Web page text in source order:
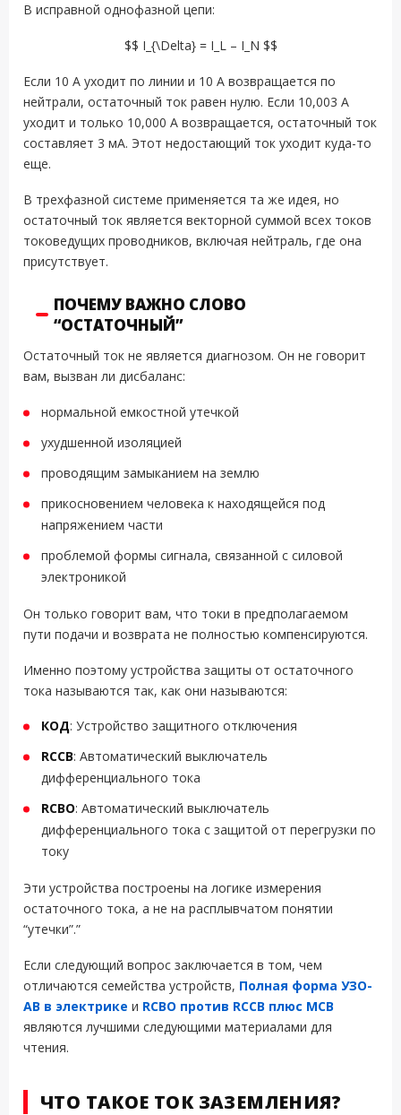
В исправной однофазной цепи:
$$ I_{\Delta} = I_L – I_N $$
Если 10 А уходит по линии и 10 А возвращается по
нейтрали, остаточный ток равен нулю. Если 10,003 А
уходит и только 10,000 А возвращается, остаточный ток
составляет 3 мА. Этот недостающий ток уходит куда-то
еще.
В трехфазной системе применяется та же идея, но
остаточный ток является векторной суммой всех токов
токоведущих проводников, включая нейтраль, где она
присутствует.
ПОЧЕМУ ВАЖНО СЛОВО
“ОСТАТОЧНЫЙ”
Остаточный ток не является диагнозом. Он не говорит
вам, вызван ли дисбаланс:
нормальной емкостной утечкой
ухудшенной изоляцией
проводящим замыканием на землю
прикосновением человека к находящейся под
напряжением части
проблемой формы сигнала, связанной с силовой
электроникой
Он только говорит вам, что токи в предполагаемом
пути подачи и возврата не полностью компенсируются.
Именно поэтому устройства защиты от остаточного
тока называются так, как они называются:
КОД: Устройство защитного отключения
RCCB: Автоматический выключатель
дифференциального тока
RCBO: Автоматический выключатель
дифференциального тока с защитой от перегрузки по
току
Эти устройства построены на логике измерения
остаточного тока, а не на расплывчатом понятии
“утечки”.”
Если следующий вопрос заключается в том, чем
отличаются семейства устройств, Полная форма УЗО-
АВ в электрике и RCBO против RCCB плюс MCB
являются лучшими следующими материалами для
чтения.
ЧТО ТАКОЕ ТОК ЗАЗЕМЛЕНИЯ?